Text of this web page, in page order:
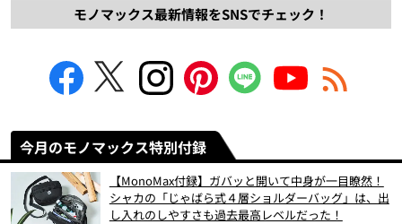
モノマックス最新情報をSNSでチェック！
今月のモノマックス特別付録
【MonoMax付録】ガバッと開いて中身が一目瞭然！
シャカの「じゃばら式４層ショルダーバッグ」は、出
し入れのしやすさも過去最高レベルだった！